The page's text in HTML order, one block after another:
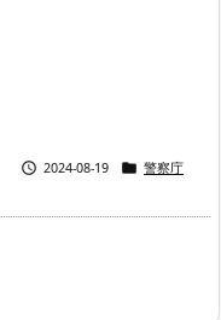
 2024-08-19  警察庁